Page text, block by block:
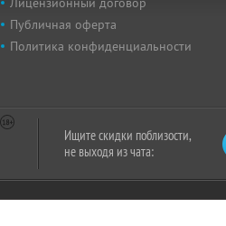
Публичная оферта
Политика конфиденциальности
Ищите скидки поблизости,
не выходя из чата: